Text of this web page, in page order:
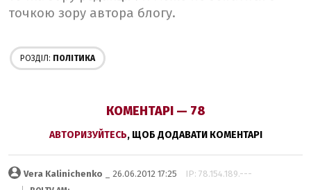
точкою зору автора блогу.
РОЗДІЛ: ПОЛІТИКА
КОМЕНТАРІ — 78
АВТОРИЗУЙТЕСЬ, ЩОБ ДОДАВАТИ КОМЕНТАРІ
Vera Kalinichenko _ 26.06.2012 17:25 IP: 78.154.189.---